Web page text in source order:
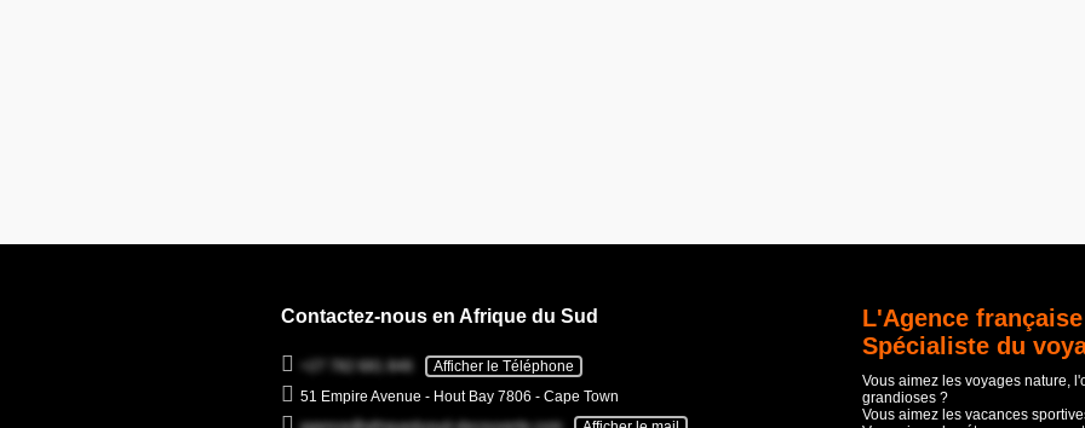
Contactez-nous en Afrique du Sud
+27 782 681 846
Afficher le Téléphone
51 Empire Avenue - Hout Bay 7806 - Cape Town
L'Agence
Spécialiste du
Vous aimez les voyages nature,
grandioses ?
Vous aimez les vacances